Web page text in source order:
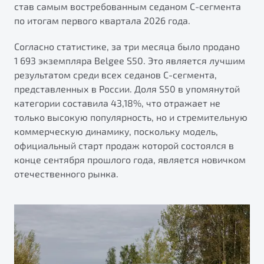
Элегантный и практичный седан
от 1 699 990 ₽*
Обзор В наличии
X70
Универсальный кроссовер
от 2 499 990 ₽*
Узнайте о специальных выгодах при покупке
Подробно
Автомобили в наличии
Тест-драйв
Автокредит
Спецпредложения
Будьте еще более уверены на дорогах с программой
"Помощь на дорогах"
Преимущества программы
Запись на сервис
Клиентская поддержка
став самым востребованным седаном С-сегмента
по итогам первого квартала 2026 года.
Согласно статистике, за три месяца было продано
1 693 экземпляра Belgee S50. Это является лучшим
результатом среди всех седанов С-сегмента,
представленных в России. Доля S50 в упомянутой
категории составила 43,18%, что отражает не
только высокую популярность, но и стремительную
коммерческую динамику, поскольку модель,
официальный старт продаж которой состоялся в
конце сентября прошлого года, является новичком
отечественного рынка.